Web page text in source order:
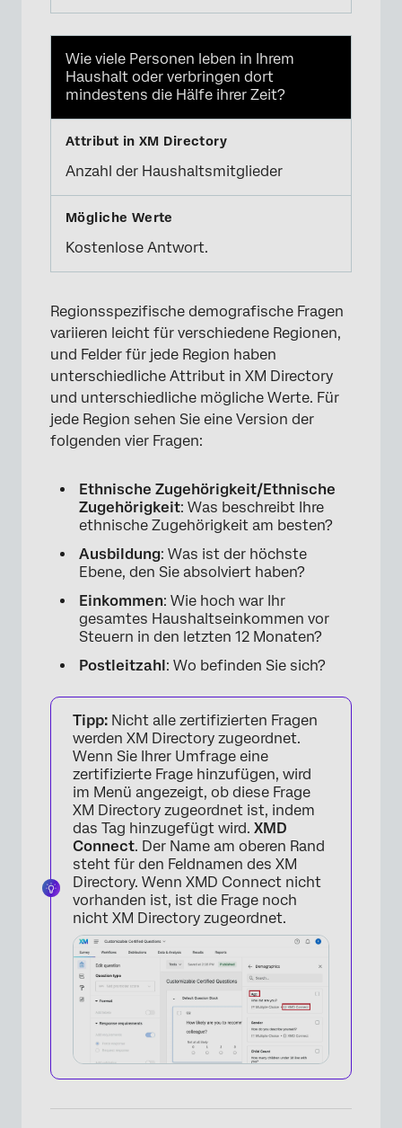
Wie viele Personen leben in Ihrem
Haushalt oder verbringen dort
mindestens die Hälfe ihrer Zeit?
Anzahl der Haushaltsmitglieder
Kostenlose Antwort.
Regionsspezifische demografische Fragen
variieren leicht für verschiedene Regionen,
und Felder für jede Region haben
unterschiedliche Attribut in XM Directory
und unterschiedliche mögliche Werte. Für
jede Region sehen Sie eine Version der
folgenden vier Fragen:
Ethnische Zugehörigkeit/Ethnische
Zugehörigkeit: Was beschreibt Ihre
ethnische Zugehörigkeit am besten?
Ausbildung: Was ist der höchste
Ebene, den Sie absolviert haben?
Einkommen: Wie hoch war Ihr
gesamtes Haushaltseinkommen vor
Steuern in den letzten 12 Monaten?
Postleitzahl: Wo befinden Sie sich?
Tipp: Nicht alle zertifizierten Fragen
werden XM Directory zugeordnet.
Wenn Sie Ihrer Umfrage eine
zertifizierte Frage hinzufügen, wird
im Menü angezeigt, ob diese Frage
XM Directory zugeordnet ist, indem
das Tag hinzugefügt wird. XMD
Connect. Der Name am oberen Rand
steht für den Feldnamen des XM
Directory. Wenn XMD Connect nicht
vorhanden ist, ist die Frage noch
nicht XM Directory zugeordnet.